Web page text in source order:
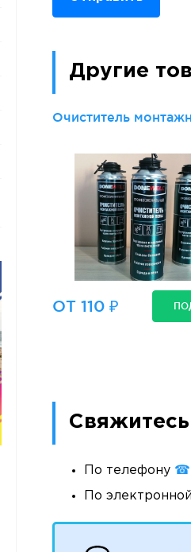
Другие
Очиститель
ОТ 110 ₽
По телефону ☎
По